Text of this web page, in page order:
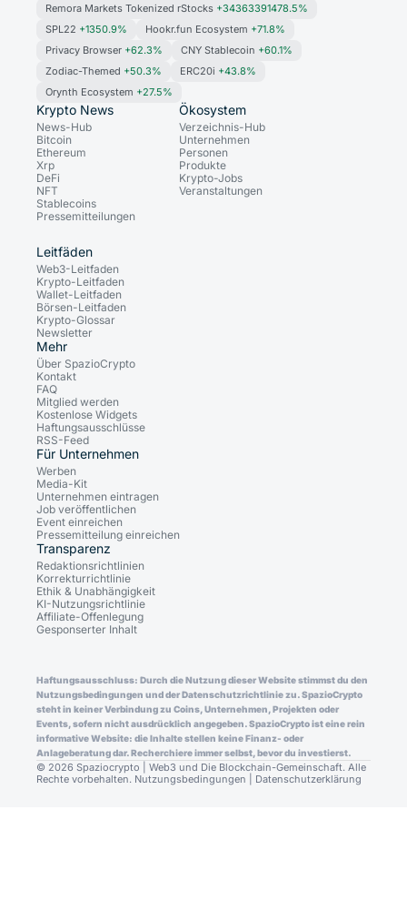
Remora Markets Tokenized rStocks +34363391478.5%
SPL22 +1350.9% Hookr.fun Ecosystem +71.8%
Privacy Browser +62.3% CNY Stablecoin +60.1%
Zodiac-Themed +50.3% ERC20i +43.8%
Orynth Ecosystem +27.5%
Krypto News
News-Hub
Bitcoin
Ethereum
Xrp
DeFi
NFT
Stablecoins
Pressemitteilungen
Ökosystem
Verzeichnis-Hub
Unternehmen
Personen
Produkte
Krypto-Jobs
Veranstaltungen
Leitfäden
Web3-Leitfaden
Krypto-Leitfaden
Wallet-Leitfaden
Börsen-Leitfaden
Krypto-Glossar
Newsletter
Mehr
Über SpazioCrypto
Kontakt
FAQ
Mitglied werden
Kostenlose Widgets
Haftungsausschlüsse
RSS-Feed
Für Unternehmen
Werben
Media-Kit
Unternehmen eintragen
Job veröffentlichen
Event einreichen
Pressemitteilung einreichen
Transparenz
Redaktionsrichtlinien
Korrekturrichtlinie
Ethik & Unabhängigkeit
KI-Nutzungsrichtlinie
Affiliate-Offenlegung
Gesponserter Inhalt
Haftungsausschluss: Durch die Nutzung dieser Website stimmst du den
Nutzungsbedingungen und der Datenschutzrichtlinie zu. SpazioCrypto
steht in keiner Verbindung zu Coins, Unternehmen, Projekten oder
Events, sofern nicht ausdrücklich angegeben. SpazioCrypto ist eine rein
informative Website: die Inhalte stellen keine Finanz- oder
Anlageberatung dar. Recherchiere immer selbst, bevor du investierst.
© 2026 Spaziocrypto | Web3 und Die Blockchain-Gemeinschaft. Alle
Rechte vorbehalten. Nutzungsbedingungen Datenschutzerklärung